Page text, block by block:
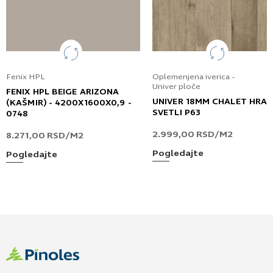
Fenix HPL
FENIX HPL BEIGE ARIZONA
(KAŠMIR) - 4200X1600X0,9 -
0748
8.271,00 RSD/M2
Pogledajte
Oplemenjena iverica -
Univer ploče
UNIVER 18MM CHALET
SVETLI P63
2.999,00 RSD/M2
Pogledajte